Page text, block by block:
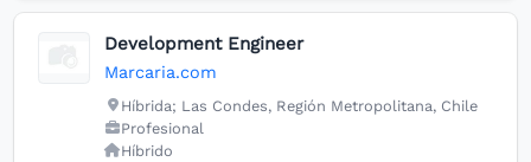
Development Engineer
Marcaria.com
Híbrida; Las Condes, Región Metropolitana, Chile
Profesional
Híbrido